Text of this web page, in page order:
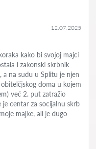
12.07.2025
kako bi svojoj majci
i zakonski skrbnik
a na sudu u Splitu je njen
doma u kojem
već 2. put zatražio
centar za socijalnu skrb
majke, ali je dugo